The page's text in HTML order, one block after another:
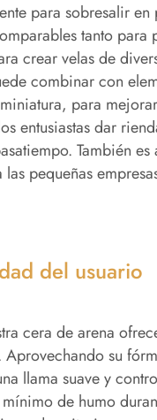
para sobresalir
tanto para
crear velas de
combinar con
para
entusiastas dar
También
pequeñas
del usuario
cera de arena
su
llama suave y
de humo